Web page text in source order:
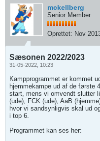
mckellberg
Senior Member
Oprettet: Nov
Sæsonen 2022/2023
31-05-2022, 10:23
Kampprogrammet er kommet
hjemmekampe ud af de første
start, mens vi omvendt slutter
(ude), FCK (ude), AaB
hvor vi sandsynligvis skal ud
i top 6.
Programmet kan ses her: